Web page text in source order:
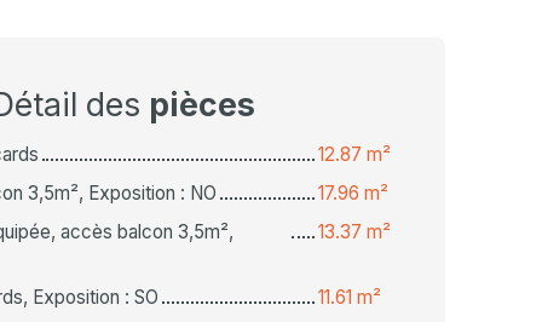
des pièces
12.87 m²
3,5m², Exposition : NO
17.96 m²
accès balcon 3,5m²,
13.37 m²
Exposition : SO
11.61 m²